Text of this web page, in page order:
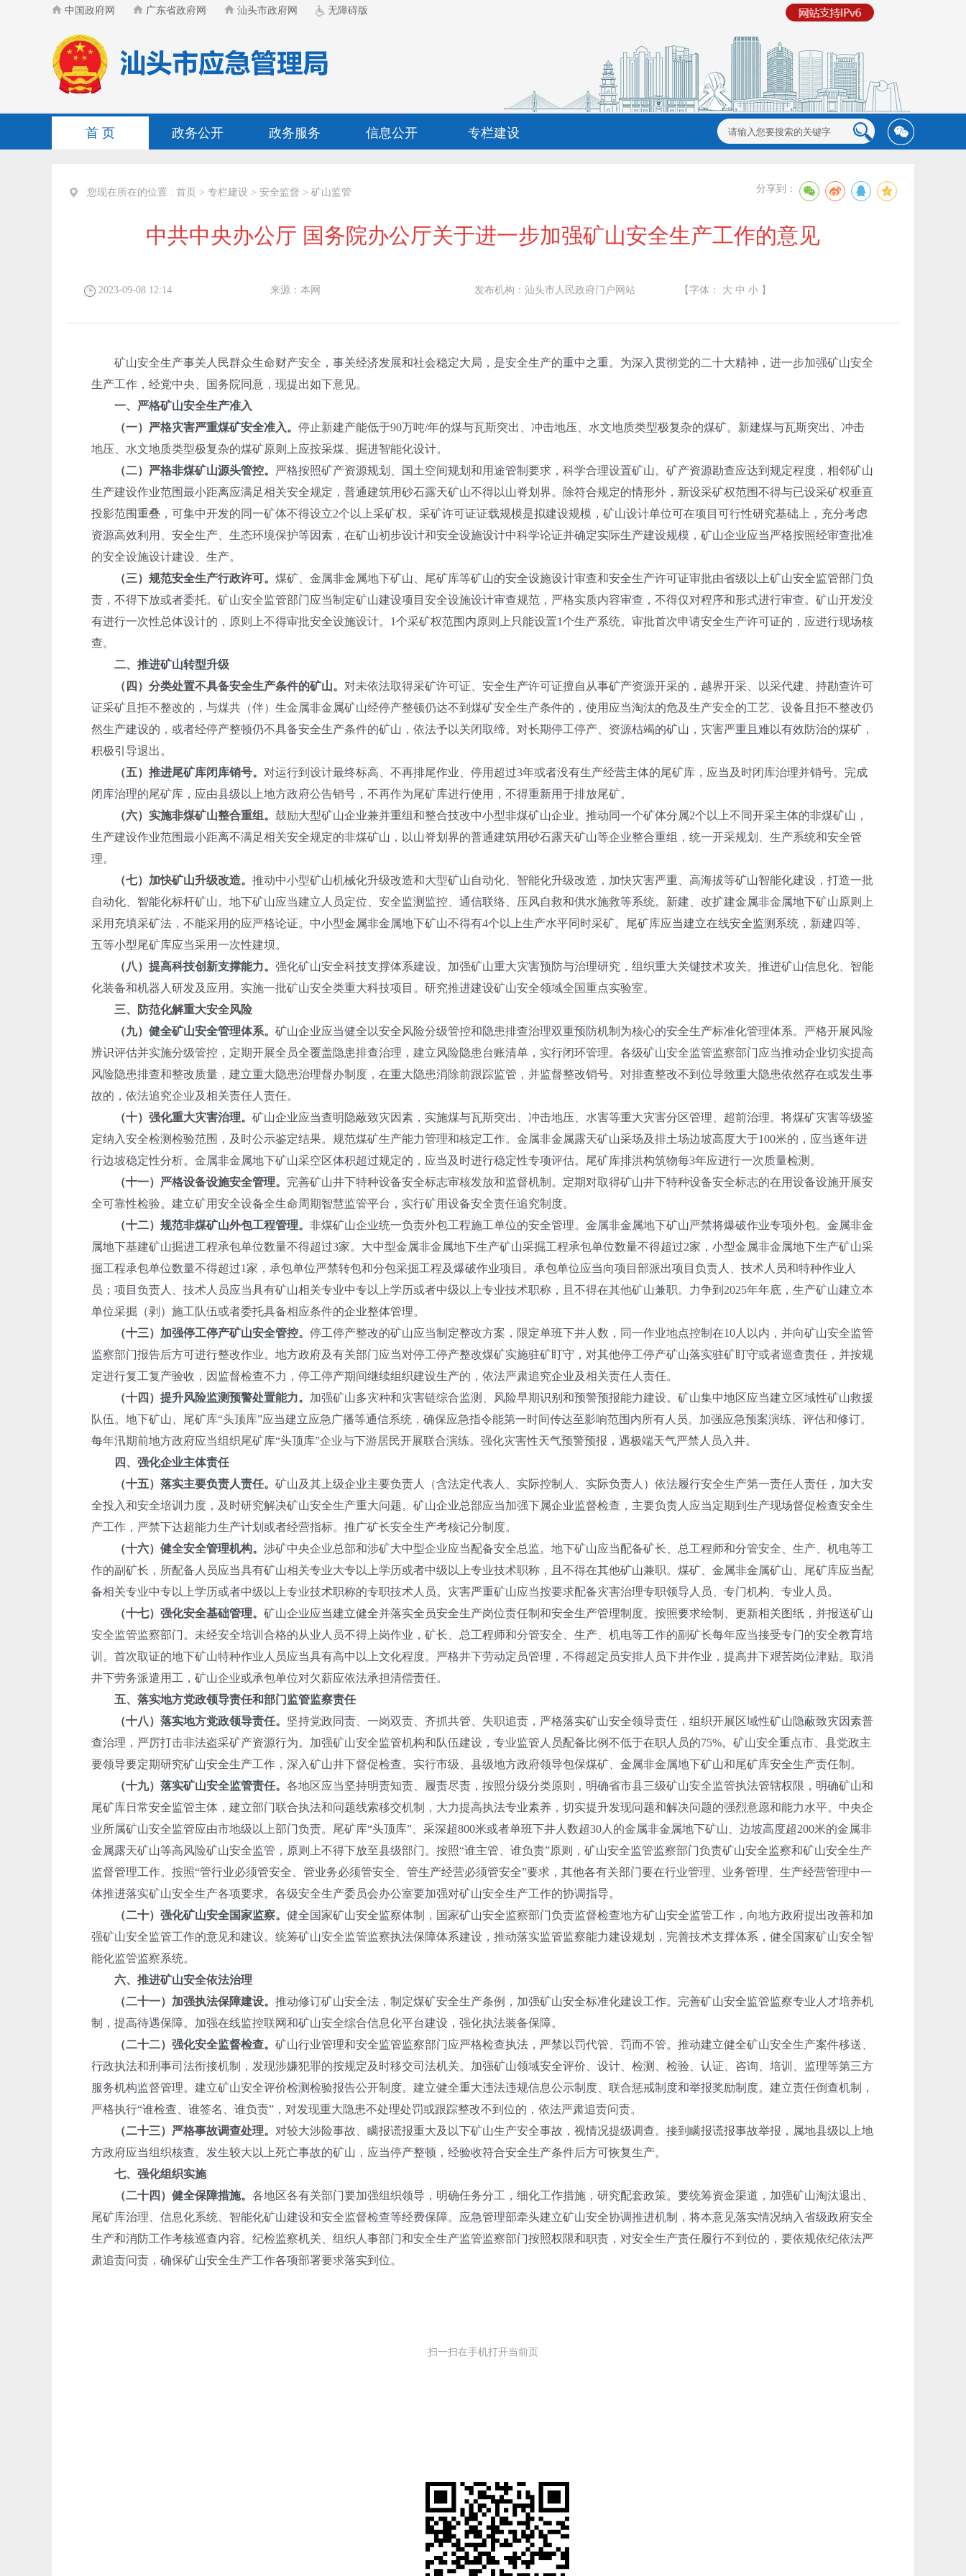
中国政府网 广东省政府网 汕头市政府网 无障碍版
首 页 政务公开 政务服务 信息公开 专栏建设
您现在所在的位置 : 首页 > 专栏建设 > 安全监督 > 矿山监管 分享到：
中共中央办公厅 国务院办公厅关于进一步加强矿山安全生产工作的意见
2023-09-08 12:14 来源：本网 发布机构：汕头市人民政府门户网站 【字体： 大 中 小 】
矿山安全生产事关人民群众生命财产安全，事关经济发展和社会稳定大局，是安全生产的重中之重。为深入贯彻党的二十大精神，进一步加强矿山安全
生产工作，经党中央、国务院同意，现提出如下意见。
一、严格矿山安全生产准入
（一）严格灾害严重煤矿安全准入。 停止新建产能低于90万吨/年的煤与瓦斯突出、冲击地压、水文地质类型极复杂的煤矿。新建煤与瓦斯突出、冲击
地压、水文地质类型极复杂的煤矿原则上应按采煤、掘进智能化设计。
（二）严格非煤矿山源头管控。 严格按照矿产资源规划、国土空间规划和用途管制要求，科学合理设置矿山。矿产资源勘查应达到规定程度，相邻矿山
生产建设作业范围最小距离应满足相关安全规定，普通建筑用砂石露天矿山不得以山脊划界。除符合规定的情形外，新设采矿权范围不得与已设采矿权垂直
投影范围重叠，可集中开发的同一矿体不得设立2个以上采矿权。采矿许可证证载规模是拟建设规模，矿山设计单位可在项目可行性研究基础上，充分考虑
资源高效利用、安全生产、生态环境保护等因素，在矿山初步设计和安全设施设计中科学论证并确定实际生产建设规模，矿山企业应当严格按照经审查批准
的安全设施设计建设、生产。
（三）规范安全生产行政许可。 煤矿、金属非金属地下矿山、尾矿库等矿山的安全设施设计审查和安全生产许可证审批由省级以上矿山安全监管部门负
责，不得下放或者委托。矿山安全监管部门应当制定矿山建设项目安全设施设计审查规范，严格实质内容审查，不得仅对程序和形式进行审查。矿山开发没
有进行一次性总体设计的，原则上不得审批安全设施设计。1个采矿权范围内原则上只能设置1个生产系统。审批首次申请安全生产许可证的，应进行现场核
查。
二、推进矿山转型升级
（四）分类处置不具备安全生产条件的矿山。 对未依法取得采矿许可证、安全生产许可证擅自从事矿产资源开采的，越界开采、以采代建、持勘查许可
证采矿且拒不整改的，与煤共（伴）生金属非金属矿山经停产整顿仍达不到煤矿安全生产条件的，使用应当淘汰的危及生产安全的工艺、设备且拒不整改仍
然生产建设的，或者经停产整顿仍不具备安全生产条件的矿山，依法予以关闭取缔。对长期停工停产、资源枯竭的矿山，灾害严重且难以有效防治的煤矿，
积极引导退出。
（五）推进尾矿库闭库销号。 对运行到设计最终标高、不再排尾作业、停用超过3年或者没有生产经营主体的尾矿库，应当及时闭库治理并销号。完成
闭库治理的尾矿库，应由县级以上地方政府公告销号，不再作为尾矿库进行使用，不得重新用于排放尾矿。
（六）实施非煤矿山整合重组。 鼓励大型矿山企业兼并重组和整合技改中小型非煤矿山企业。推动同一个矿体分属2个以上不同开采主体的非煤矿山，
生产建设作业范围最小距离不满足相关安全规定的非煤矿山，以山脊划界的普通建筑用砂石露天矿山等企业整合重组，统一开采规划、生产系统和安全管
理。
（七）加快矿山升级改造。 推动中小型矿山机械化升级改造和大型矿山自动化、智能化升级改造，加快灾害严重、高海拔等矿山智能化建设，打造一批
自动化、智能化标杆矿山。地下矿山应当建立人员定位、安全监测监控、通信联络、压风自救和供水施救等系统。新建、改扩建金属非金属地下矿山原则上
采用充填采矿法，不能采用的应严格论证。中小型金属非金属地下矿山不得有4个以上生产水平同时采矿。尾矿库应当建立在线安全监测系统，新建四等、
五等小型尾矿库应当采用一次性建坝。
（八）提高科技创新支撑能力。 强化矿山安全科技支撑体系建设。加强矿山重大灾害预防与治理研究，组织重大关键技术攻关。推进矿山信息化、智能
化装备和机器人研发及应用。实施一批矿山安全类重大科技项目。研究推进建设矿山安全领域全国重点实验室。
三、防范化解重大安全风险
（九）健全矿山安全管理体系。 矿山企业应当健全以安全风险分级管控和隐患排查治理双重预防机制为核心的安全生产标准化管理体系。严格开展风险
辨识评估并实施分级管控，定期开展全员全覆盖隐患排查治理，建立风险隐患台账清单，实行闭环管理。各级矿山安全监管监察部门应当推动企业切实提高
风险隐患排查和整改质量，建立重大隐患治理督办制度，在重大隐患消除前跟踪监管，并监督整改销号。对排查整改不到位导致重大隐患依然存在或发生事
故的，依法追究企业及相关责任人责任。
（十）强化重大灾害治理。 矿山企业应当查明隐蔽致灾因素，实施煤与瓦斯突出、冲击地压、水害等重大灾害分区管理、超前治理。将煤矿灾害等级鉴
定纳入安全检测检验范围，及时公示鉴定结果。规范煤矿生产能力管理和核定工作。金属非金属露天矿山采场及排土场边坡高度大于100米的，应当逐年进
行边坡稳定性分析。金属非金属地下矿山采空区体积超过规定的，应当及时进行稳定性专项评估。尾矿库排洪构筑物每3年应进行一次质量检测。
（十一）严格设备设施安全管理。 完善矿山井下特种设备安全标志审核发放和监督机制。定期对取得矿山井下特种设备安全标志的在用设备设施开展安
全可靠性检验。建立矿用安全设备全生命周期智慧监管平台，实行矿用设备安全责任追究制度。
（十二）规范非煤矿山外包工程管理。 非煤矿山企业统一负责外包工程施工单位的安全管理。金属非金属地下矿山严禁将爆破作业专项外包。金属非金
属地下基建矿山掘进工程承包单位数量不得超过3家。大中型金属非金属地下生产矿山采掘工程承包单位数量不得超过2家，小型金属非金属地下生产矿山采
掘工程承包单位数量不得超过1家，承包单位严禁转包和分包采掘工程及爆破作业项目。承包单位应当向项目部派出项目负责人、技术人员和特种作业人
员；项目负责人、技术人员应当具有矿山相关专业中专以上学历或者中级以上专业技术职称，且不得在其他矿山兼职。力争到2025年年底，生产矿山建立本
单位采掘（剥）施工队伍或者委托具备相应条件的企业整体管理。
（十三）加强停工停产矿山安全管控。 停工停产整改的矿山应当制定整改方案，限定单班下井人数，同一作业地点控制在10人以内，并向矿山安全监管
监察部门报告后方可进行整改作业。地方政府及有关部门应当对停工停产整改煤矿实施驻矿盯守，对其他停工停产矿山落实驻矿盯守或者巡查责任，并按规
定进行复工复产验收，因监督检查不力，停工停产期间继续组织建设生产的，依法严肃追究企业及相关责任人责任。
（十四）提升风险监测预警处置能力。 加强矿山多灾种和灾害链综合监测、风险早期识别和预警预报能力建设。矿山集中地区应当建立区域性矿山救援
队伍。地下矿山、尾矿库“头顶库”应当建立应急广播等通信系统，确保应急指令能第一时间传达至影响范围内所有人员。加强应急预案演练、评估和修订。
每年汛期前地方政府应当组织尾矿库“头顶库”企业与下游居民开展联合演练。强化灾害性天气预警预报，遇极端天气严禁人员入井。
四、强化企业主体责任
（十五）落实主要负责人责任。 矿山及其上级企业主要负责人（含法定代表人、实际控制人、实际负责人）依法履行安全生产第一责任人责任，加大安
全投入和安全培训力度，及时研究解决矿山安全生产重大问题。矿山企业总部应当加强下属企业监督检查，主要负责人应当定期到生产现场督促检查安全生
产工作，严禁下达超能力生产计划或者经营指标。推广矿长安全生产考核记分制度。
（十六）健全安全管理机构。 涉矿中央企业总部和涉矿大中型企业应当配备安全总监。地下矿山应当配备矿长、总工程师和分管安全、生产、机电等工
作的副矿长，所配备人员应当具有矿山相关专业大专以上学历或者中级以上专业技术职称，且不得在其他矿山兼职。煤矿、金属非金属矿山、尾矿库应当配
备相关专业中专以上学历或者中级以上专业技术职称的专职技术人员。灾害严重矿山应当按要求配备灾害治理专职领导人员、专门机构、专业人员。
（十七）强化安全基础管理。 矿山企业应当建立健全并落实全员安全生产岗位责任制和安全生产管理制度。按照要求绘制、更新相关图纸，并报送矿山
安全监管监察部门。未经安全培训合格的从业人员不得上岗作业，矿长、总工程师和分管安全、生产、机电等工作的副矿长每年应当接受专门的安全教育培
训。首次取证的地下矿山特种作业人员应当具有高中以上文化程度。严格井下劳动定员管理，不得超定员安排人员下井作业，提高井下艰苦岗位津贴。取消
井下劳务派遣用工，矿山企业或承包单位对欠薪应依法承担清偿责任。
五、落实地方党政领导责任和部门监管监察责任
（十八）落实地方党政领导责任。 坚持党政同责、一岗双责、齐抓共管、失职追责，严格落实矿山安全领导责任，组织开展区域性矿山隐蔽致灾因素普
查治理，严厉打击非法盗采矿产资源行为。加强矿山安全监管机构和队伍建设，专业监管人员配备比例不低于在职人员的75%。矿山安全重点市、县党政主
要领导要定期研究矿山安全生产工作，深入矿山井下督促检查。实行市级、县级地方政府领导包保煤矿、金属非金属地下矿山和尾矿库安全生产责任制。
（十九）落实矿山安全监管责任。 各地区应当坚持明责知责、履责尽责，按照分级分类原则，明确省市县三级矿山安全监管执法管辖权限，明确矿山和
尾矿库日常安全监管主体，建立部门联合执法和问题线索移交机制，大力提高执法专业素养，切实提升发现问题和解决问题的强烈意愿和能力水平。中央企
业所属矿山安全监管应由市地级以上部门负责。尾矿库“头顶库”、采深超800米或者单班下井人数超30人的金属非金属地下矿山、边坡高度超200米的金属非
金属露天矿山等高风险矿山安全监管，原则上不得下放至县级部门。按照“谁主管、谁负责”原则，矿山安全监管监察部门负责矿山安全监察和矿山安全生产
监督管理工作。按照“管行业必须管安全、管业务必须管安全、管生产经营必须管安全”要求，其他各有关部门要在行业管理、业务管理、生产经营管理中一
体推进落实矿山安全生产各项要求。各级安全生产委员会办公室要加强对矿山安全生产工作的协调指导。
（二十）强化矿山安全国家监察。 健全国家矿山安全监察体制，国家矿山安全监察部门负责监督检查地方矿山安全监管工作，向地方政府提出改善和加
强矿山安全监管工作的意见和建议。统筹矿山安全监管监察执法保障体系建设，推动落实监管监察能力建设规划，完善技术支撑体系，健全国家矿山安全智
能化监管监察系统。
六、推进矿山安全依法治理
（二十一）加强执法保障建设。 推动修订矿山安全法，制定煤矿安全生产条例，加强矿山安全标准化建设工作。完善矿山安全监管监察专业人才培养机
制，提高待遇保障。加强在线监控联网和矿山安全综合信息化平台建设，强化执法装备保障。
（二十二）强化安全监督检查。 矿山行业管理和安全监管监察部门应严格检查执法，严禁以罚代管、罚而不管。推动建立健全矿山安全生产案件移送、
行政执法和刑事司法衔接机制，发现涉嫌犯罪的按规定及时移交司法机关。加强矿山领域安全评价、设计、检测、检验、认证、咨询、培训、监理等第三方
服务机构监督管理。建立矿山安全评价检测检验报告公开制度。建立健全重大违法违规信息公示制度、联合惩戒制度和举报奖励制度。建立责任倒查机制，
严格执行“谁检查、谁签名、谁负责”，对发现重大隐患不处理处罚或跟踪整改不到位的，依法严肃追责问责。
（二十三）严格事故调查处理。 对较大涉险事故、瞒报谎报重大及以下矿山生产安全事故，视情况提级调查。接到瞒报谎报事故举报，属地县级以上地
方政府应当组织核查。发生较大以上死亡事故的矿山，应当停产整顿，经验收符合安全生产条件后方可恢复生产。
七、强化组织实施
（二十四）健全保障措施。 各地区各有关部门要加强组织领导，明确任务分工，细化工作措施，研究配套政策。要统筹资金渠道，加强矿山淘汰退出、
尾矿库治理、信息化系统、智能化矿山建设和安全监督检查等经费保障。应急管理部牵头建立矿山安全协调推进机制，将本意见落实情况纳入省级政府安全
生产和消防工作考核巡查内容。纪检监察机关、组织人事部门和安全生产监管监察部门按照权限和职责，对安全生产责任履行不到位的，要依规依纪依法严
肃追责问责，确保矿山安全生产工作各项部署要求落实到位。
扫一扫在手机打开当前页